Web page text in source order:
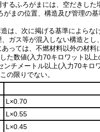
るふろがまには、空だきした
まの位置、構造及び管理の基
は、次に掲げる基準によらな
ガス等が混入しない構造とし
っては、不燃材料以外の材
た数値(入力70キロワット以
ンチメートル以上(入力70キロ
の限りでない。
L×0.70
L×0.55
L×0.45